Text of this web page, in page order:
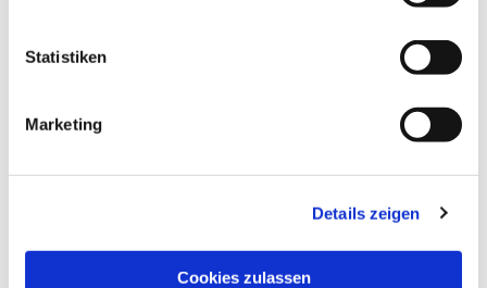
Statistiken
Marketing
Details zeigen
Cookies zulassen
interessieren